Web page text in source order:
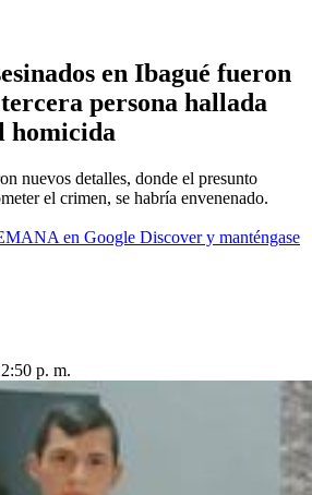
en Ibagué fueron
persona hallada
homicida
nuevos detalles, donde el presunto
el crimen, se habría envenenado.
en Google Discover y manténgase
p. m.